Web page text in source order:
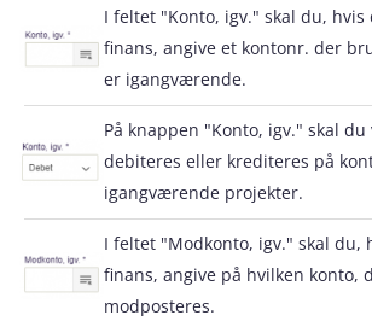
I feltet "Konto, igv." skal du,
finans, angive et kontonr. der
er igangværende.
På knappen "Konto, igv." skal
debiteres eller krediteres på
igangværende projekter.
I feltet "Modkonto, igv." skal du,
finans, angive på hvilken konto,
modposteres.